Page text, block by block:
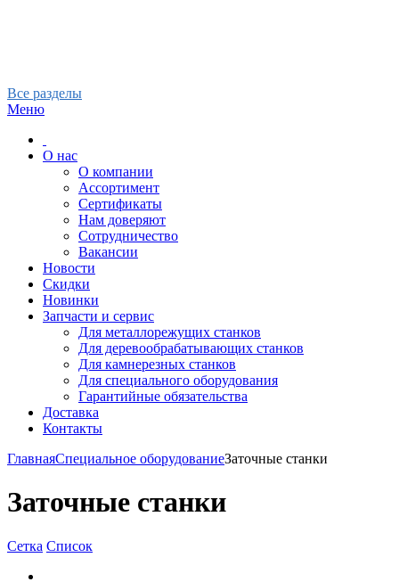
Все разделы
Меню
О нас
О компании
Ассортимент
Сертификаты
Нам доверяют
Сотрудничество
Вакансии
Новости
Скидки
Новинки
Запчасти и сервис
Для металлорежущих станков
Для деревообрабатывающих станков
Для камнерезных станков
Для специального оборудования
Гарантийные обязательства
Доставка
Контакты
ГлавнаяСпециальное оборудованиеЗаточные станки
Заточные станки
Сетка Список